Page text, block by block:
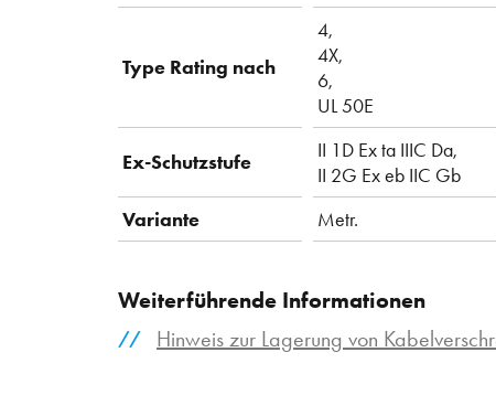
Type Rating nach
4,
4X,
6,
UL 50E
Ex-Schutzstufe
II 1D Ex ta IIIC Da,
II 2G Ex eb IIC Gb
Variante
Metr.
Weiterführende Informationen
Hinweis zur Lagerung von